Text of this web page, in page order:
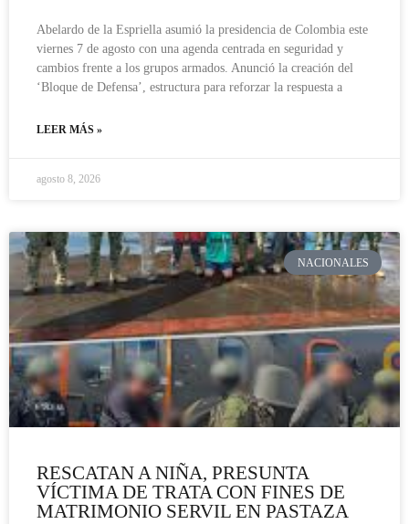
Abelardo de la Espriella asumió la presidencia de Colombia este
viernes 7 de agosto con una agenda centrada en seguridad y
cambios frente a los grupos armados. Anunció la creación del
‘Bloque de Defensa’, estructura para reforzar la respuesta a
LEER MÁS »
agosto 8, 2026
NACIONALES
RESCATAN A NIÑA, PRESUNTA
VÍCTIMA DE TRATA CON FINES DE
MATRIMONIO SERVIL EN PASTAZA